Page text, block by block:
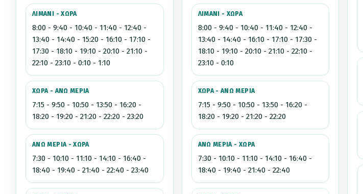
ΛΙΜΑΝΙ - ΧΩΡΑ
8:00 - 9:40 - 10:40 - 11:40 - 12:40 -
13:40 - 14:40 - 15:20 - 16:10 - 17:10 -
17:30 - 18:10 - 19:10 - 20:10 - 21:10 -
22:10 - 23:10 - 0:10 - 1:10
ΧΩΡΑ - ΑΝΩ ΜΕΡΙΑ
7:15 - 9:50 - 10:50 - 13:50 - 16:20 -
18:20 - 19:20 - 21:20 - 22:20 - 23:20
ΑΝΩ ΜΕΡΙΑ - ΧΩΡΑ
7:30 - 10:10 - 11:10 - 14:10 - 16:40 -
18:40 - 19:40 - 21:40 - 22:40 - 23:40
ΛΙΜΑΝΙ - ΧΩΡΑ
8:00 - 9:40 - 10:40 - 11:40 - 12:40 -
13:40 - 14:40 - 16:10 - 17:10 - 17:30 -
18:10 - 19:10 - 20:10 - 21:10 - 22:10 -
23:10 - 0:10
ΧΩΡΑ - ΑΝΩ ΜΕΡΙΑ
7:15 - 9:50 - 10:50 - 13:50 - 16:20 -
18:20 - 19:20 - 21:20 - 22:20
ΑΝΩ ΜΕΡΙΑ - ΧΩΡΑ
7:30 - 10:10 - 11:10 - 14:10 - 16:40 -
18:40 - 19:40 - 21:40 - 22:40